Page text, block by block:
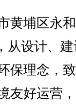
埔区永
从设计、
保理念，
友好运营